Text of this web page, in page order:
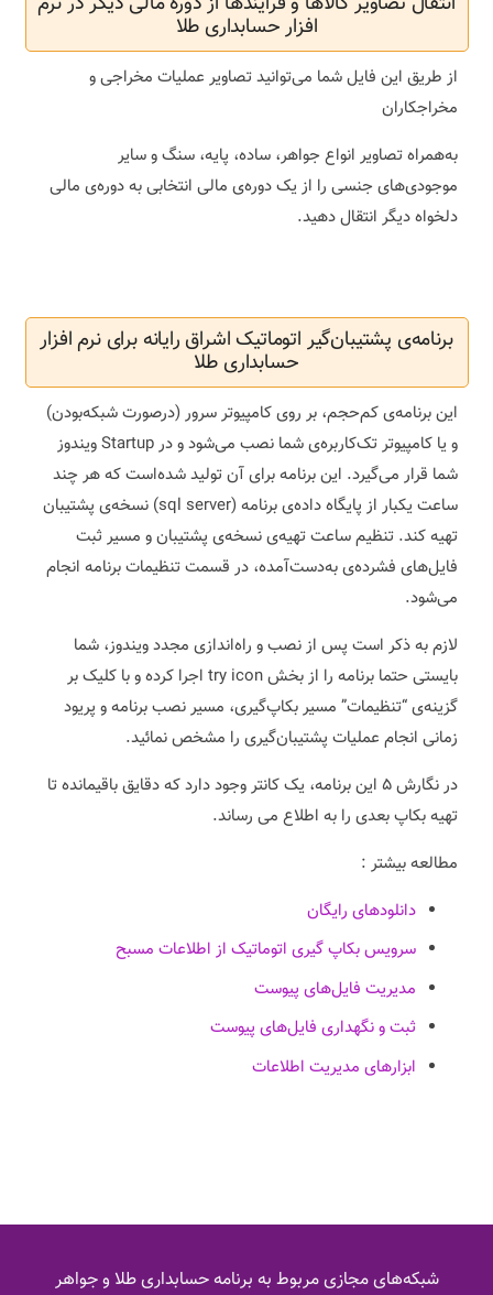
افزار حسابداری طلا
از طریق این فایل شما می‌توانید تصاویر عملیات مخراجی و
مخراجکاران
به‌همراه تصاویر انواع جواهر، ساده، پایه، سنگ و سایر
موجودی‌های جنسی را از یک دوره‌ی مالی انتخابی به دوره‌ی مالی
دلخواه دیگر انتقال دهید.
برنامه‌ی پشتیبان‌گیر اتوماتیک اشراق رایانه برای نرم افزار
حسابداری طلا
این برنامه‌ی کم‌حجم، بر روی کامپیوتر سرور (درصورت شبکه‌بودن)
و یا کامپیوتر تک‌کاربره‌ی شما نصب می‌شود و در Startup ویندوز
شما قرار می‌گیرد. این برنامه برای آن تولید شده‌است که هر چند
ساعت یکبار از پایگاه داده‌ی برنامه (sql server) نسخه‌ی پشتیبان
تهیه کند. تنظیم ساعت تهیه‌ی نسخه‌ی پشتیبان و مسیر ثبت
فایل‌های فشرده‌ی به‌دست‌آمده، در قسمت تنظیمات برنامه انجام
می‌شود.
لازم به ذکر است پس از نصب و راه‌اندازی مجدد ویندوز، شما
بایستی حتما برنامه را از بخش try icon اجرا کرده و با کلیک بر
گزینه‌ی “تنظیمات” مسیر بکاپ‌گیری، مسیر نصب برنامه و پریود
زمانی انجام عملیات پشتیبان‌گیری را مشخص نمائید.
در نگارش ۵ این برنامه، یک کانتر وجود دارد که دقایق باقیمانده تا
تهیه بکاپ بعدی را به اطلاع می رساند.
مطالعه بیشتر :
دانلودهای رایگان
سرویس بکاپ گیری اتوماتیک از اطلاعات مسبح
مدیریت فایل‌های پیوست
ثبت و نگهداری فایل‌های پیوست
ابزارهای مدیریت اطلاعات
شبکه‌های مجازی مربوط به برنامه حسابداری طلا و جواهر